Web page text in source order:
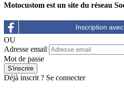
Motocustom est un site du réseau
OU
Adresse email
Mot de passe
Déjà inscrit ? Se connecter